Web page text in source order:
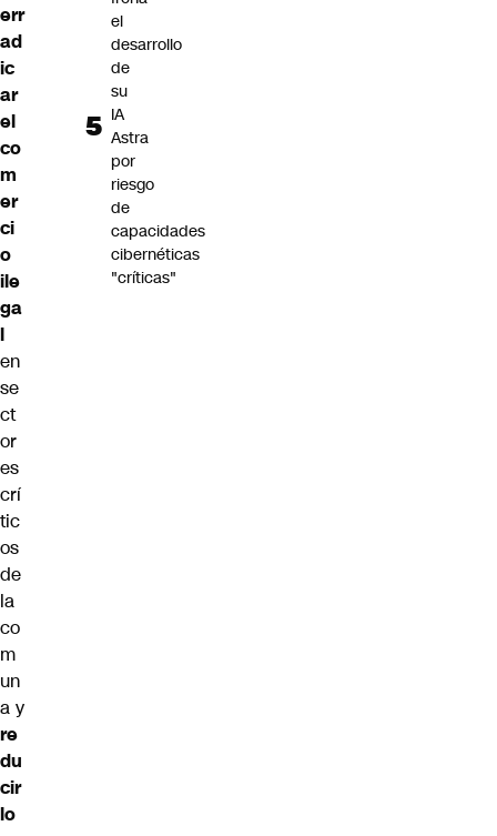
err
ad
ic
ar
el
co
m
er
ci
o
ile
ga
l
en
se
ct
or
es
crí
tic
os
de
la
co
m
un
a y
re
du
cir
lo
el
desarrollo
de
su
IA
Astra
por
riesgo
de
capacidades
cibernéticas
"críticas"